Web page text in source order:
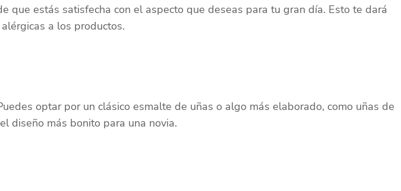
estás satisfecha con el aspecto que deseas para tu gran día. Esto te dará
a los productos.
optar por un clásico esmalte de uñas o algo más elaborado, como uñas de
diseño más bonito para una novia.